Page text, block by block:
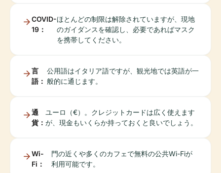
COVID-
19：
ほとんどの制限は解除されていますが、現地
のガイダンスを確認し、必要であればマスク
を携帯してください。
言
語：
公用語はイタリア語ですが、観光地では英語が一
般的に通じます。
通
貨：
ユーロ（€）。クレジットカードは広く使えます
が、現金もいくらか持っておくと良いでしょう。
Wi-
Fi：
門の近くや多くのカフェで無料の公共Wi-Fiが
利用可能です。